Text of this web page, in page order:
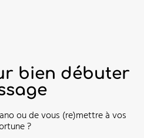
bien débuter
ou de vous (re)mettre à vos
?